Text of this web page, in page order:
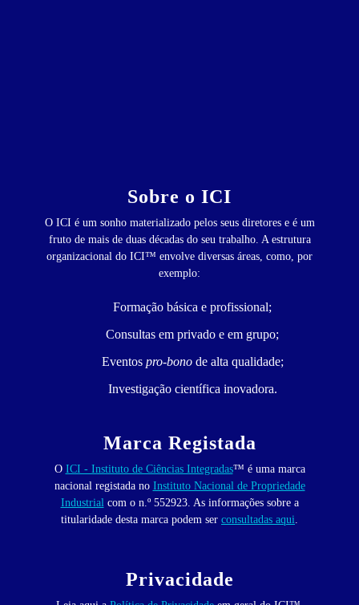
Sobre o ICI
O ICI é um sonho materializado pelos seus diretores e é um
fruto de mais de duas décadas do seu trabalho. A estrutura
organizacional do ICI™ envolve diversas áreas, como, por
exemplo:
Formação básica e profissional;
Consultas em privado e em grupo;
Eventos pro-bonode alta qualidade;
Investigação científica inovadora.
Marca Registada
O ICI - Instituto de Ciências Integradas™ é uma marca
nacional registada no Instituto Nacional de Propriedade
Industrial com o n.º 552923. As informações sobre a
titularidade desta marca podem ser consultadas aqui
Privacidade